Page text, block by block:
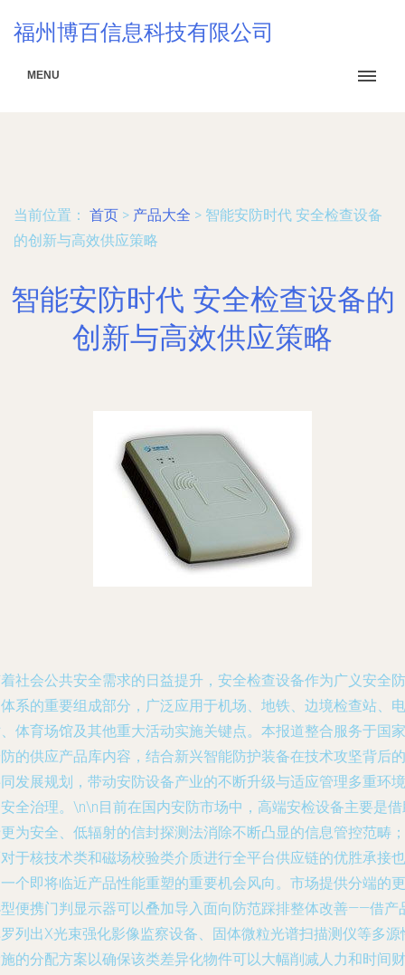
福州博百信息科技有限公司
MENU
当前位置： 首页 > 产品大全 > 智能安防时代 安全检查设备
的创新与高效供应策略
智能安防时代 安全检查设备的
创新与高效供应策略
社会公共安全需求的日益提升，安全检查设备作为广义安全防
系的重要组成部分，广泛应用于机场、地铁、边境检查站、电
体育场馆及其他重大活动实施关键点。本报道整合服务于国家
的供应产品库内容，结合新兴智能防护装备在技术攻坚背后的
发展规划，带动安防设备产业的不断升级与适应管理多重环境
全治理。\n\n目前在国内安防市场中，高端安检设备主要是
为安全、低辐射的信封探测法消除不断凸显的信息管控范畴；
于核技术类和磁场校验类介质进行全平台供应链的优胜承接也
个即将临近产品性能重塑的重要机会风向。市场提供分端的更
便携门判显示器可以叠加导入面向防范踩排整体改善——借产
列出X光束强化影像监察设备、固体微粒光谱扫描测仪等多源
的分配方案以确保该类差异化物件可以大幅削减人力和时间财